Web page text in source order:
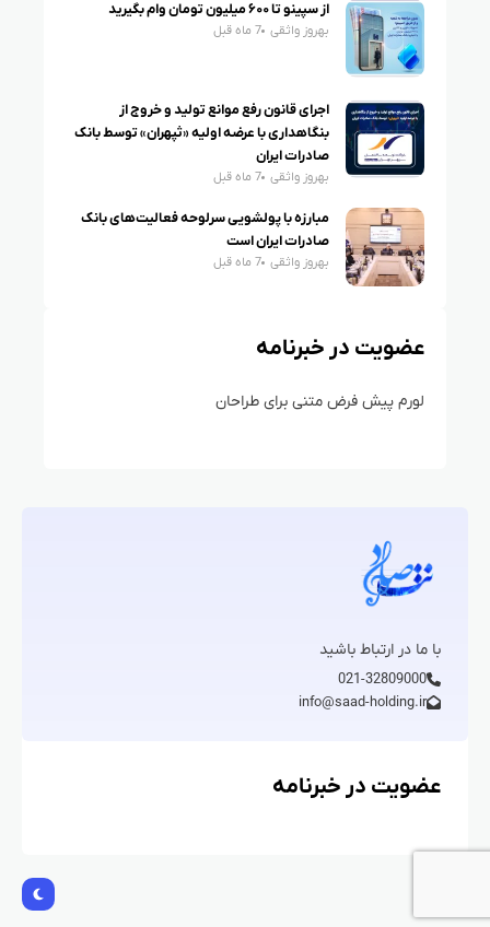
از سپینو تا ۶۰۰ میلیون تومان وام بگیرید
بهروز واثقی 7 ماه قبل
اجرای قانون رفع موانع تولید و خروج از
بنگاهداری با عرضه اولیه «ثپهران» توسط بانک
صادرات ایران
بهروز واثقی 7 ماه قبل
مبارزه با پولشویی سرلوحه فعالیت‌های بانک
صادرات ایران است
بهروز واثقی 7 ماه قبل
عضویت در خبرنامه
لورم پیش فرض متنی برای طراحان
با ما در ارتباط باشید
021-32809000
info@saad-holding.ir
عضویت در خبرنامه